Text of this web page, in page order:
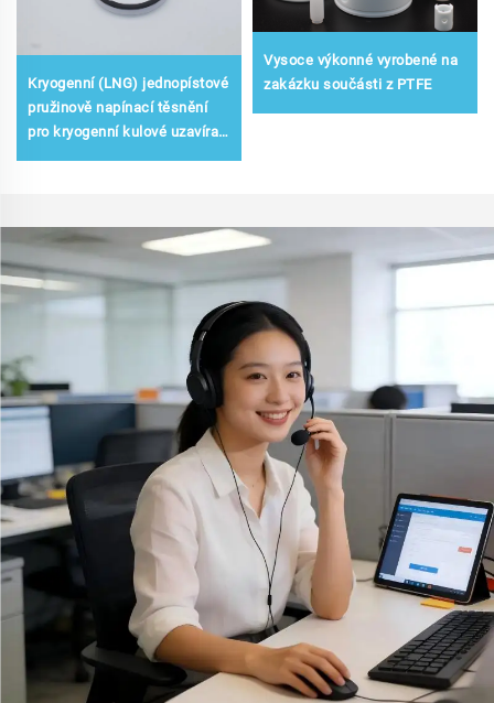
Kryogenní (LNG) jednopístové
pružinově napínací těsnění
pro kryogenní kulové uzavírací
Vysoce výkonné vyrobené na
zakázku součásti z PTFE